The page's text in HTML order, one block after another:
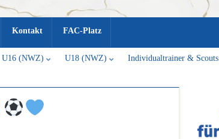
Kontakt FAC-Platz
U16 (NWZ) U18 (NWZ) Individualtrainer & Scouts